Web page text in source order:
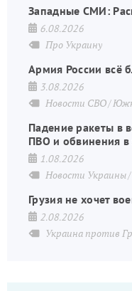
Западные СМИ:
6.08.2026
Про Украину
Армия России всё
3.08.2026
Новости СВО
Падение ракеты в
ПВО и обвинения в
1.08.2026
Новости Украины
Грузия не хочет
2.08.2026
Украина против